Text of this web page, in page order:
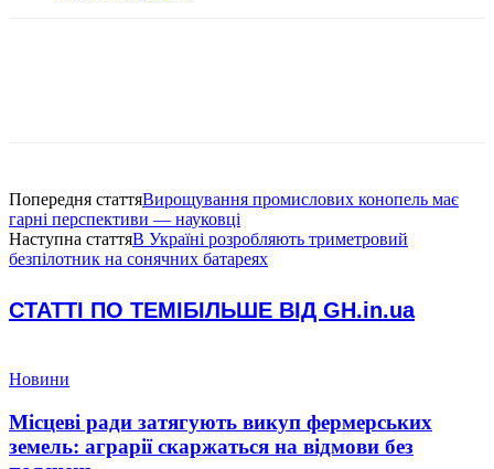
Попередня статтяВирощування промислових конопель має
гарні перспективи — науковці
Наступна статтяВ Україні розробляють триметровий
безпілотник на сонячних батареях
СТАТТІ ПО ТЕМІБІЛЬШЕ ВІД GH.in.ua
Новини
Місцеві ради затягують викуп фермерських
земель: аграрії скаржаться на відмови без